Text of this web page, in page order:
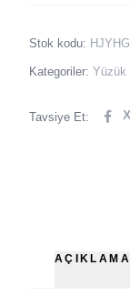
Stok kodu:
Kategoriler: Yüzük
Tavsiye Et: X
AÇIKLAMA